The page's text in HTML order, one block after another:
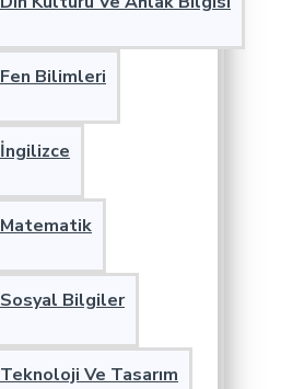
Fen Bilimleri
İngilizce
Matematik
Sosyal Bilgiler
Teknoloji Ve Tasarım